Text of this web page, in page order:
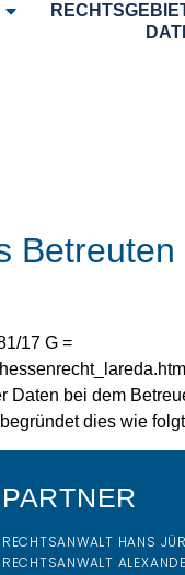
17 G =
bei dem
dies wie
PARTNER
RECHTSANWALT HANS
RECHTSANWALT